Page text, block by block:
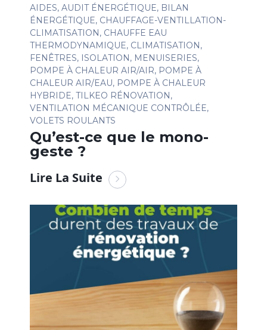
AIDES, AUDIT ÉNERGÉTIQUE, BILAN
ÉNERGÉTIQUE, CHAUFFAGE-VENTILLATION-
CLIMATISATION, CHAUFFE EAU
THERMODYNAMIQUE, CLIMATISATION,
FENÊTRES, ISOLATION, MENUISERIES,
POMPE À CHALEUR AIR/AIR, POMPE À
CHALEUR AIR/EAU, POMPE À CHALEUR
HYBRIDE, TILKEO RÉNOVATION,
VENTILATION MÉCANIQUE CONTRÔLÉE,
VOLETS ROULANTS
Qu’est-ce que le mono-
geste ?
Lire La Suite